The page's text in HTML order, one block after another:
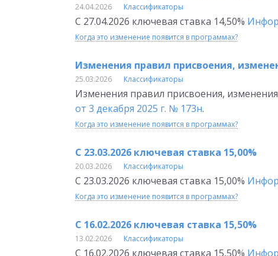
24.04.2026 Классификаторы
С 27.04.2026 ключевая ставка 14,50%
Когда это изменение появится в программах?
Изменения правил присвоения,
25.03.2026 Классификаторы
Изменения правил присвоения,
от 3 декабря 2025 г. № 173н.
Когда это изменение появится в программах?
С 23.03.2026 ключевая ставка 15,00%
20.03.2026 Классификаторы
С 23.03.2026 ключевая ставка 15,00%
Когда это изменение появится в программах?
С 16.02.2026 ключевая ставка 15,50%
13.02.2026 Классификаторы
С 16.02.2026 ключевая ставка 15,50%